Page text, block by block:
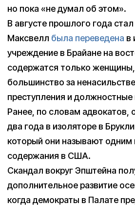
но пока «не думал об этом».
В августе прошлого года
Максвелл была переведена в
учреждение в Брайане на
содержатся только
большинство за
преступления и
Ранее, по словам адвокатов,
два года в изоляторе в
который они называют одним
содержания в США.
Скандал вокруг Эпштейна
дополнительное развитие
когда демократы в Палате